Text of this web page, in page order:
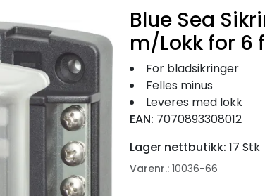
Blue Sea
m/Lokk for 6
For bladsikringer
Felles minus
Leveres med lokk
EAN: 7070893308012
Lager nettbutikk: 17 Stk
Varenr.: 10036-66